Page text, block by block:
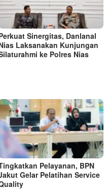
Sinergitas, Danlanal
Laksanakan Kunjungan
ke Polres Nias
Pelayanan, BPN
Gelar Pelatihan Service